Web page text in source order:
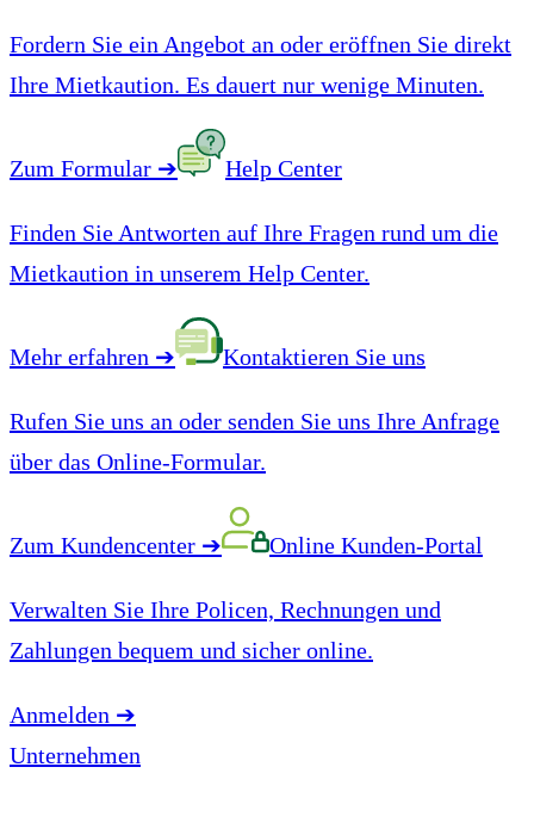
Fordern Sie ein Angebot an oder eröffnen Sie direkt
Ihre Mietkaution. Es dauert nur wenige Minuten.
Zum Formular ➔ Help Center
Finden Sie Antworten auf Ihre Fragen rund um die
Mietkaution in unserem Help Center.
Mehr erfahren ➔ Kontaktieren Sie uns
Rufen Sie uns an oder senden Sie uns Ihre Anfrage
über das Online-Formular.
Zum Kundencenter ➔ Online Kunden-Portal
Verwalten Sie Ihre Policen, Rechnungen und
Zahlungen bequem und sicher online.
Anmelden ➔
Unternehmen